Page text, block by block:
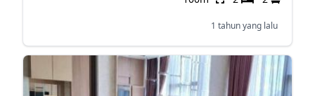
1 tahun yang lalu